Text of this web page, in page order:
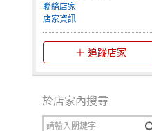
聯絡店家
店家資訊
追蹤店家
於店家內搜尋